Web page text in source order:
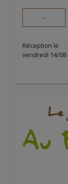
-
Réception le
vendredi 14/08